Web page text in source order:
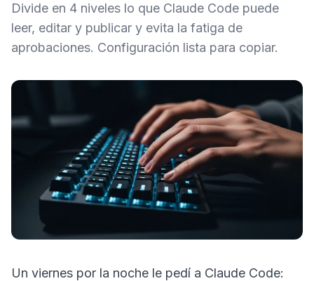
Divide en 4 niveles lo que Claude Code puede
leer, editar y publicar y evita la fatiga de
aprobaciones. Configuración lista para copiar.
Un viernes por la noche le pedí a Claude Code: